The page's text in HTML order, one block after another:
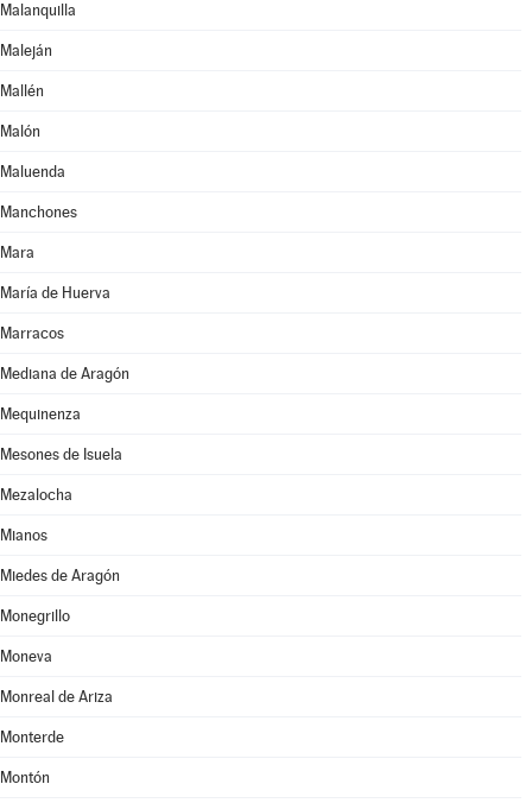
Malanquilla
Maleján
Mallén
Malón
Maluenda
Manchones
Mara
María de Huerva
Marracos
Mediana de Aragón
Mequinenza
Mesones de Isuela
Mezalocha
Mianos
Miedes de Aragón
Monegrillo
Moneva
Monreal de Ariza
Monterde
Montón